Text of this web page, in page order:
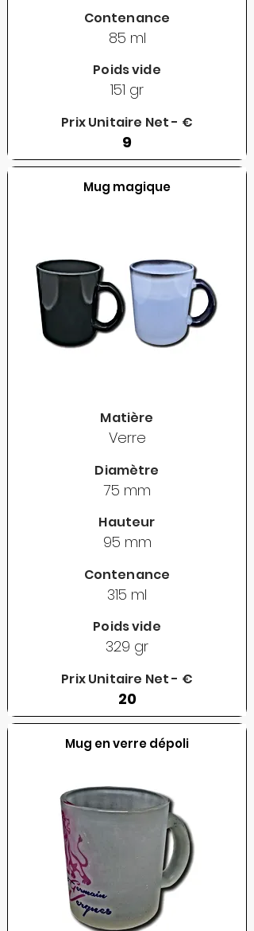
Contenance
85 ml
Poids vide
151 gr
Prix Unitaire Net - €
9
Mug magique
Matière
Verre
Diamètre
75 mm
Hauteur
95 mm
Contenance
315 ml
Poids vide
329 gr
Prix Unitaire Net - €
20
Mug en verre dépoli